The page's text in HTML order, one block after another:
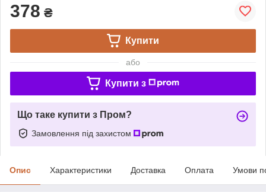
378 ₴
Купити
або
Купити з
Що таке купити з Пром?
Замовлення під захистом
Опис Характеристики Доставка Оплата Умови